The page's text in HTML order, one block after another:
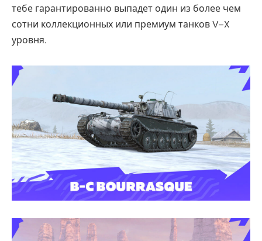
тебе гарантированно выпадет один из более чем
сотни коллекционных или премиум танков V–X
уровня.